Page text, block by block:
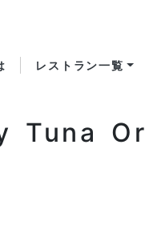
レストラン一覧
Tuna Or